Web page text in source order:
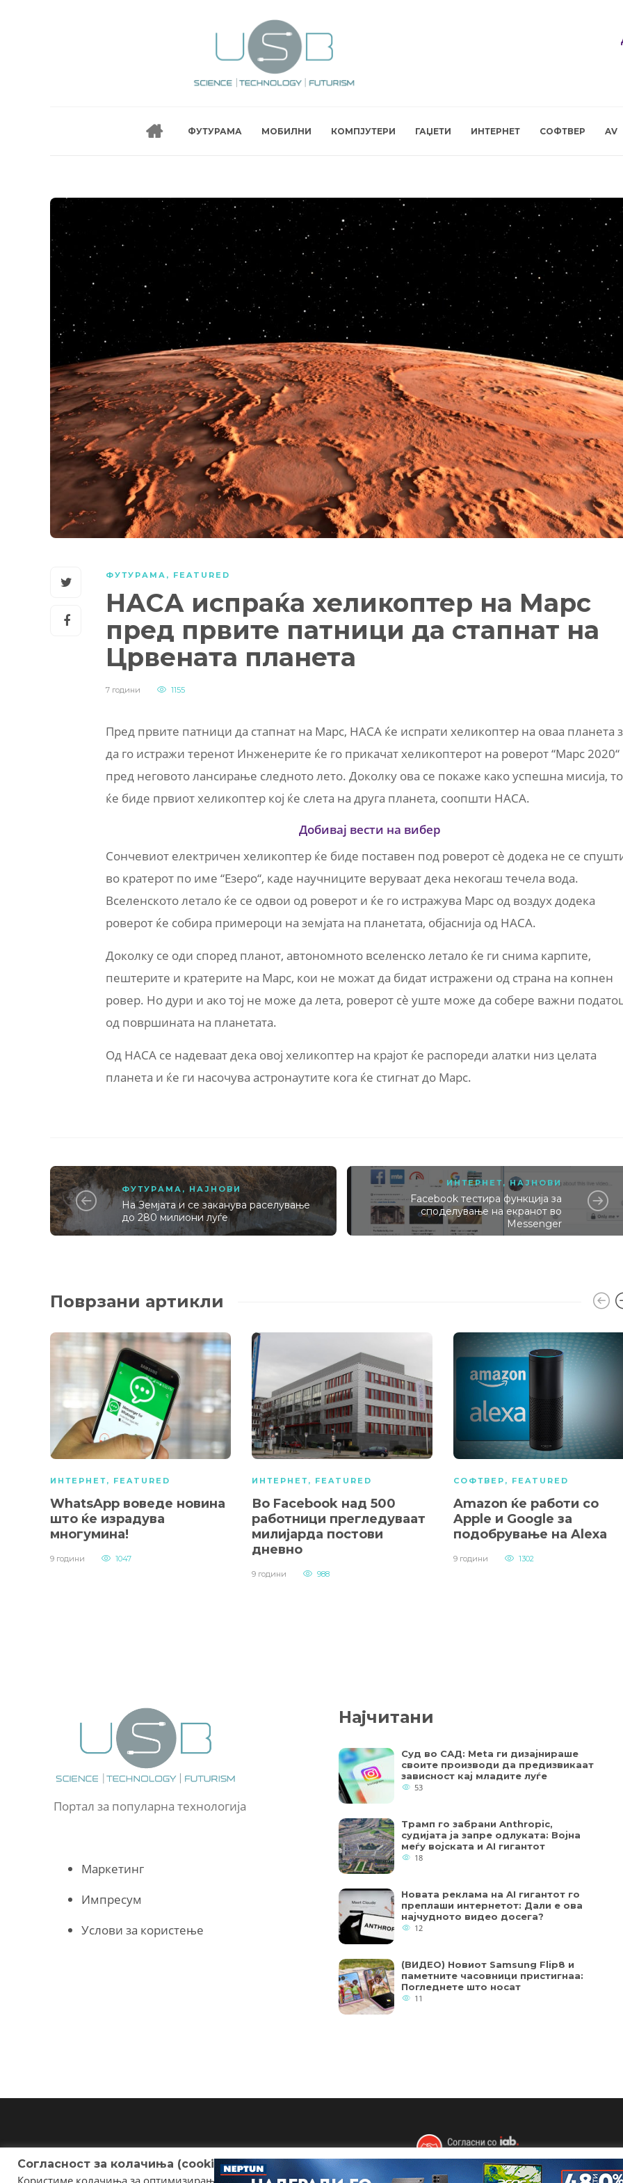
ФУТУРАМА МОБИЛНИ КОМПЈУТЕРИ ГАЏЕТИ ИНТЕРНЕТ СОФТВЕР AV
ФУТУРАМА , FEATURED
НАСА испраќа хеликоптер на Марс
пред првите патници да стапнат на
Црвената планета
7 години 1155
Пред првите патници да стапнат на Марс, НАСА ќе испрати хеликоптер на оваа планета
да го истражи теренот Инженерите ќе го прикачат хеликоптерот на роверот “Марс 2020“
пред неговото лансирање следното лето. Доколку ова се покаже како успешна мисија,
ќе биде првиот хеликоптер кој ќе слета на друга планета, соопшти НАСА.
Добивај вести на вибер
Сончевиот електричен хеликоптер ќе биде поставен под роверот сè додека не се
во кратерот по име “Езеро“, каде научниците веруваат дека некогаш течела вода.
Вселенското летало ќе се одвои од роверот и ќе го истражува Марс од воздух додека
роверот ќе собира примероци на земјата на планетата, објаснија од НАСА.
Доколку се оди според планот, автономното вселенско летало ќе ги снима карпите,
пештерите и кратерите на Марс, кои не можат да бидат истражени од страна на копнен
ровер. Но дури и ако тој не може да лета, роверот сè уште може да собере важни
од површината на планетата.
Од НАСА се надеваат дека овој хеликоптер на крајот ќе распореди алатки низ целата
планета и ќе ги насочува астронаутите кога ќе стигнат до Марс.
ФУТУРАМА , НАЈНОВИ
На Земјата и се заканува раселување
до 280 милиони луѓе
ИНТЕРНЕТ ,НАЈНОВИ
Facebook тестира функција за
споделување на екранот во
Messenger
Поврзани артикли
ИНТЕРНЕТ, FEATURED
WhatsApp воведе новина
што ќе израдува
многумина!
9 години 1047
ИНТЕРНЕТ, FEATURED
Во Facebook над 500
работници прегледуваат
милијарда постови
дневно
9 години 988
СОФТВЕР , FEATURED
Amazon ќе работи со
Apple и Google за
подобрување на Alexa
9 години 1302
Портал за популарна технологија
Маркетинг
Импресум
Услови за користење
Најчитани
Суд во САД: Meta ги дизајнираше
своите производи да предизвикаат
зависност кај младите луѓе
53
Трамп го забрани Anthropic,
судијата ја запре одлуката: Војна
меѓу војската и AI гигантот
18
Новата реклама на AI гигантот го
преплаши интернетот: Дали е ова
најчудното видео досега?
12
(ВИДЕО) Новиот Samsung Flip8 и
паметните часовници пристигнаа:
Погледнете што носат
11
Copyright © 2018 - Member of IAB Macedonia
Согласност за колачиња (cookies)
Користиме колачиња за оптимизирање на страницата. Некои од колачињата се од суштинско значење за работата на